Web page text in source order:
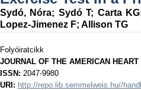
Sydó, Nóra; Sydó T; Carta KG
Lopez-Jimenez F; Allison TG
Folyóiratcikk
JOURNAL OF THE AMERICAN HEART
ISSN: 2047-9980
URI: http://repo.lib.semmelweis.hu//